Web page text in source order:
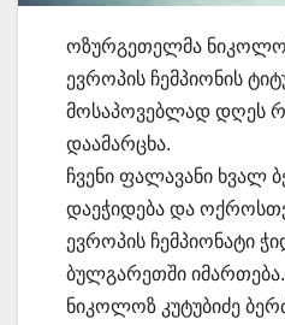
ოზურგეთელმა
ევროპის ჩემპიონის
მოსაპოვებლად დღეს
დაამარცხა.
ჩვენი ფალავანი ხვალ
დაეჭიდება და
ევროპის ჩემპიონატი
ბულგარეთში იმართება.
ნიკოლოზ კუტუბიძე